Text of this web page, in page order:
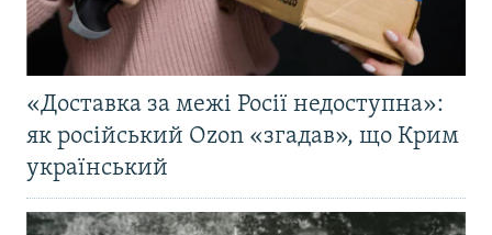
«Доставка за межі Росії недоступна»:
як російський Ozon «згадав», що Крим
український